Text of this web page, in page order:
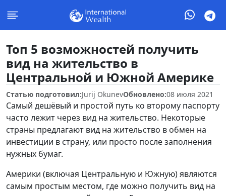
Топ 5 возможностей получить
вид на жительство в
Центральной и Южной Америке
Статью подготовил:Jurij OkunevОбновлено:08 июля 2021
Самый дешёвый и простой путь ко второму паспорту
часто лежит через вид на жительство. Некоторые
страны предлагают вид на жительство в обмен на
инвестиции в страну, или просто после заполнения
нужных бумаг.
Америки (включая Центральную и Южную) являются
самым простым местом, где можно получить вид на